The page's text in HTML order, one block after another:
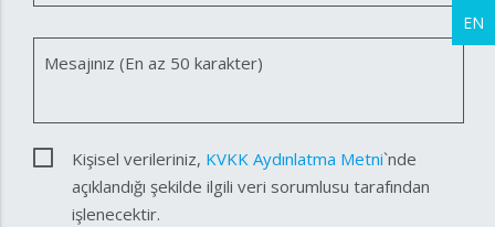
Mesajınız (En az 50 karakter)
Kişisel verileriniz, KVKK Aydınlatma Metni`nde
açıklandığı şekilde ilgili veri sorumlusu tarafından
işlenecektir.
EN